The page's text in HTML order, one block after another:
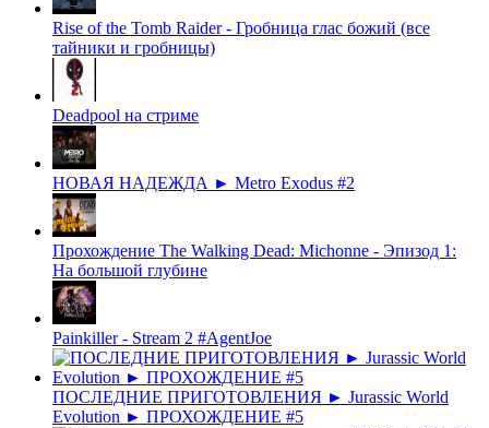
Rise of the Tomb Raider - Гробница глас божий (все
тайники и гробницы)
Deadpool на стриме
НОВАЯ НАДЕЖДА ► Metro Exodus #2
Прохождение The Walking Dead: Michonne - Эпизод 1:
На большой глубине
Painkiller - Stream 2 #AgentJoe
ПОСЛЕДНИЕ ПРИГОТОВЛЕНИЯ ► Jurassic World
Evolution ► ПРОХОЖДЕНИЕ #5